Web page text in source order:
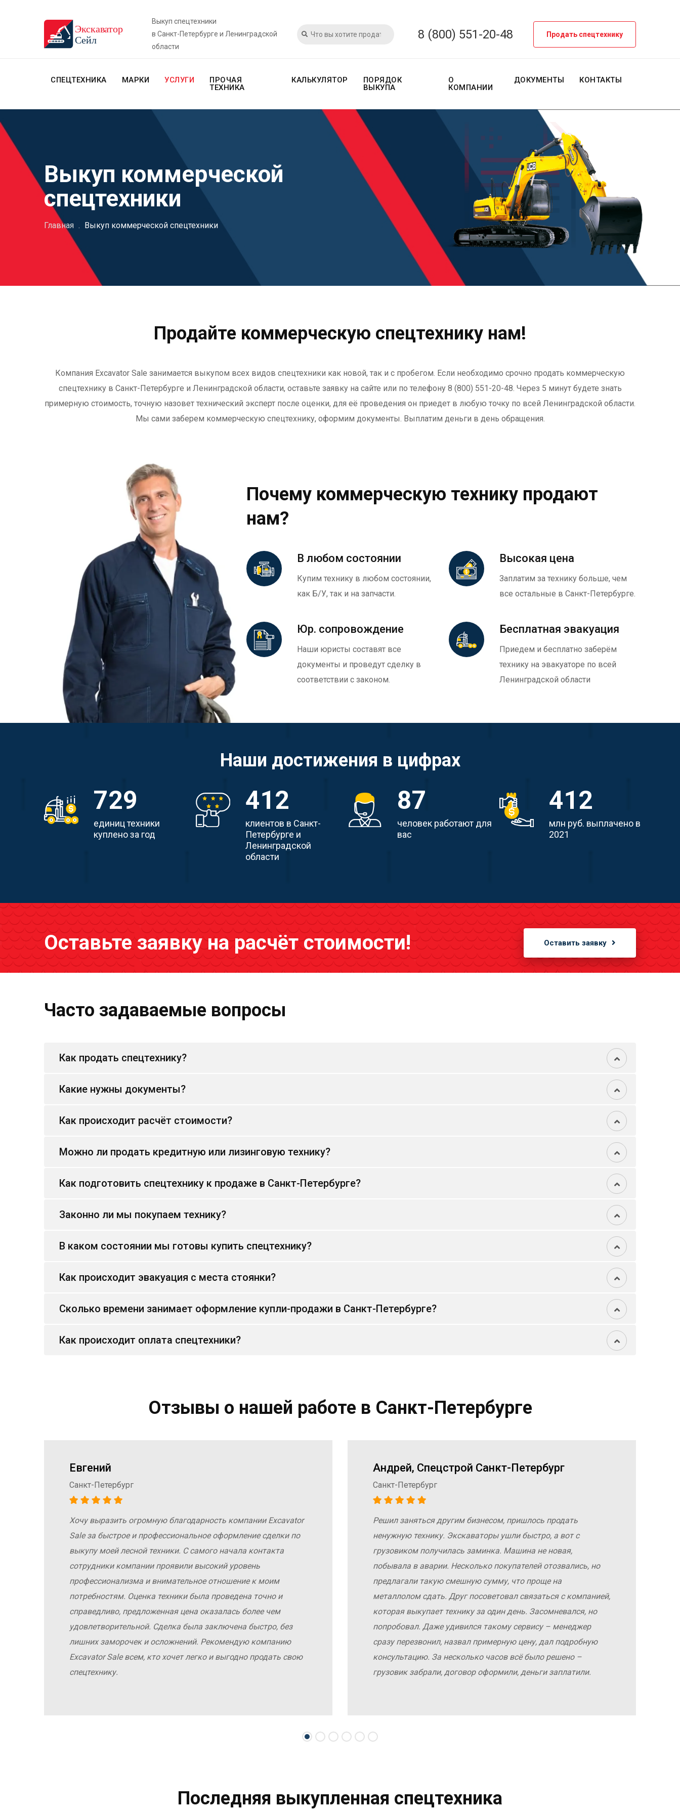
Выкуп спецтехники
в Санкт-Петербурге и Ленинградской
области
8 (800) 551-20-48 Продать спецтехнику
СПЕЦТЕХНИКА МАРКИ УСЛУГИ
ПРОЧАЯ
ТЕХНИКА
КАЛЬКУЛЯТОР
ПОРЯДОК
ВЫКУПА
О
КОМПАНИИ
ДОКУМЕНТЫ КОНТАКТЫ
Выкуп коммерческой
спецтехники
Главная . Выкуп коммерческой спецтехники
Продайте коммерческую спецтехнику нам!
Компания Excavator Sale занимается выкупом всех видов спецтехники как новой, так и с пробегом. Если необходимо срочно продать коммерческую
спецтехнику в Санкт-Петербурге и Ленинградской области, оставьте заявку на сайте или по телефону 8 (800) 551-20-48. Через 5 минут будете знать
примерную стоимость, точную назовет технический эксперт после оценки, для её проведения он приедет в любую точку по всей Ленинградской области.
Мы сами заберем коммерческую спецтехнику, оформим документы. Выплатим деньги в день обращения.
Почему коммерческую технику продают
нам?
В любом состоянии
Купим технику в любом состоянии,
как Б/У, так и на запчасти.
Высокая цена
Заплатим за технику больше, чем
все остальные в Санкт-Петербурге.
Юр. сопровождение
Наши юристы составят все
документы и проведут сделку в
соответствии с законом.
Бесплатная эвакуация
Приедем и бесплатно заберём
технику на эвакуаторе по всей
Ленинградской области
Наши достижения в цифрах
729
единиц техники
куплено за год
412
клиентов в Санкт-
Петербурге и
Ленинградской
области
87
человек работают для
вас
412
млн руб. выплачено в
2021
Оставьте заявку на расчёт стоимости! Оставить заявку
Часто задаваемые вопросы
Как продать спецтехнику?
Какие нужны документы?
Как происходит расчёт стоимости?
Можно ли продать кредитную или лизинговую технику?
Как подготовить спецтехнику к продаже в Санкт-Петербурге?
Законно ли мы покупаем технику?
В каком состоянии мы готовы купить спецтехнику?
Как происходит эвакуация с места стоянки?
Сколько времени занимает оформление купли-продажи в Санкт-Петербурге?
Как происходит оплата спецтехники?
Отзывы о нашей работе в Санкт-Петербурге
Евгений
Санкт-Петербург
Хочу выразить огромную благодарность компании Excavator
Sale за быстрое и профессиональное оформление сделки по
выкупу моей лесной техники. С самого начала контакта
сотрудники компании проявили высокий уровень
профессионализма и внимательное отношение к моим
потребностям. Оценка техники была проведена точно и
справедливо, предложенная цена оказалась более чем
удовлетворительной. Сделка была заключена быстро, без
лишних заморочек и осложнений. Рекомендую компанию
Excavator Sale всем, кто хочет легко и выгодно продать свою
спецтехнику.
Андрей, Спецстрой Санкт-Петербург
Санкт-Петербург
Решил заняться другим бизнесом, пришлось продать
ненужную технику. Экскаваторы ушли быстро, а вот с
грузовиком получилась заминка. Машина не новая,
побывала в аварии. Несколько покупателей отозвались, но
предлагали такую смешную сумму, что проще на
металлолом сдать. Друг посоветовал связаться с компанией,
которая выкупает технику за один день. Засомневался, но
попробовал. Даже удивился такому сервису – менеджер
сразу перезвонил, назвал примерную цену, дал подробную
консультацию. За несколько часов всё было решено –
грузовик забрали, договор оформили, деньги заплатили.
Последняя выкупленная спецтехника